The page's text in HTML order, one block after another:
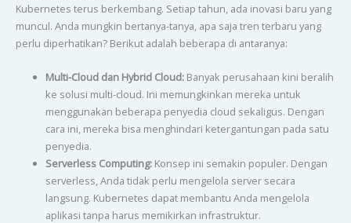
Kubernetes terus berkembang. Setiap tahun, ada inovasi baru yang
muncul. Anda mungkin bertanya-tanya, apa saja tren terbaru yang
perlu diperhatikan? Berikut adalah beberapa di antaranya:
Multi-Cloud dan Hybrid Cloud:Banyak perusahaan kini beralih
ke solusi multi-cloud. Ini memungkinkan mereka untuk
menggunakan beberapa penyedia cloud sekaligus. Dengan
cara ini, mereka bisa menghindari ketergantungan pada satu
penyedia.
Serverless Computing:Konsep ini semakin populer. Dengan
serverless, Anda tidak perlu mengelola server secara
langsung. Kubernetes dapat membantu Anda mengelola
aplikasi tanpa harus memikirkan infrastruktur.